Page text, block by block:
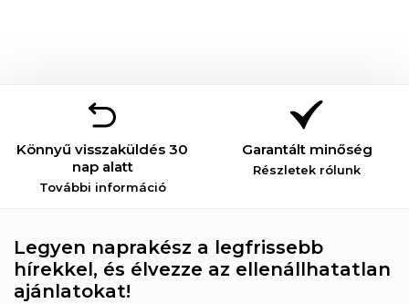
Könnyű visszaküldés 30
nap alatt
További információ
Garantált minőség
Részletek rólunk
Legyen naprakész a legfrissebb
hírekkel, és élvezze az ellenállhatatlan
ajánlatokat!